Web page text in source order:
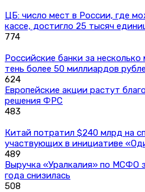
ЦБ: число мест в России, где
кассе, достигло 25 тысяч
774
Российские банки за
тень более 50 миллиардов
624
Европейские акции растут
решения ФРС
483
Китай потратил $240 млрд на
участвующих в инициативе
489
Выручка «Уралкалия» по МСФО
года снизилась
508